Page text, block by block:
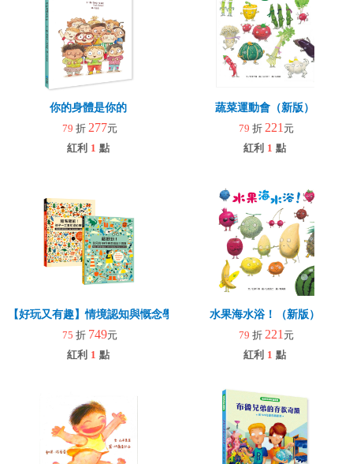
你的身體是你的
79 折 277元
紅利 1 點
蔬菜運動會（新版）
79 折 221 元
紅利 1 點
【好玩又有趣】情境認知與慨念學習--有聲繪本雙書組
75 折 749元
紅利 1 點
水果海水浴！（新版）
79 折 221 元
紅利 1 點